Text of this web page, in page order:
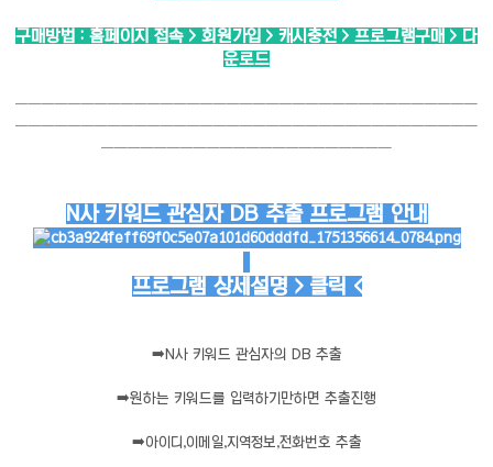
구매방법 : 홈페이지 접속 > 회원가입 > 캐시충전 > 프로그램구매 > 다
운로드
───────────────────────────────────
───────────────────────────────────
──────────────────────
N사 키워드 관심자 DB 추출 프로그램 안내
프로그램 상세설명 > 클릭 <
➡️ N사 키워드 관심자의 DB 추출
➡️원하는 키워드를 입력하기만하면 추출진행
➡️아이디,이메일,지역정보,전화번호 추출